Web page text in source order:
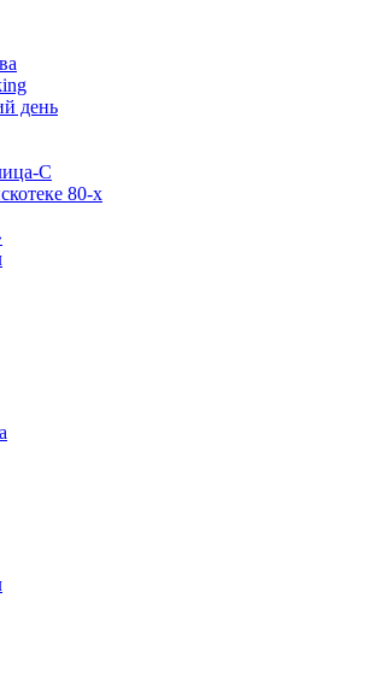
день
С
80-х